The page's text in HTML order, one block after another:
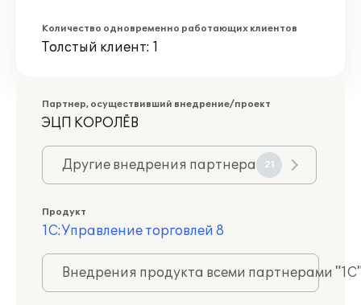
Количество одновременно работающих клиентов
Толстый клиент: 1
Партнер, осуществивший внедрение/проект
ЭЦП КОРОЛЁВ
Другие внедрения партнера 21
Продукт
1С:Управление торговлей 8
Внедрения продукта всеми партнерами